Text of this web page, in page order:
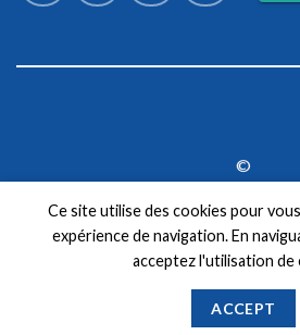
©
TERMS PRIVACY
Ce site utilise des cookies pour
expérience de navigation. En
acceptez l'utilisation de
ACCEPT